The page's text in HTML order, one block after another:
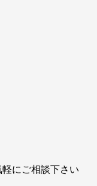
にご相談下さい